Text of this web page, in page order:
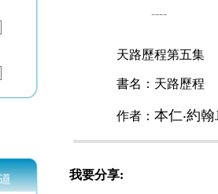
----
天路歷程第五集
書名：天路歷程
作者： 本仁‧約翰
我要分享: